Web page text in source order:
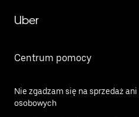
Uber
Centrum pomocy
Nie zgadzam się na sprzedaż
osobowych